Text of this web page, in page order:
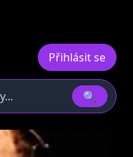
Přihlásit se
🔍